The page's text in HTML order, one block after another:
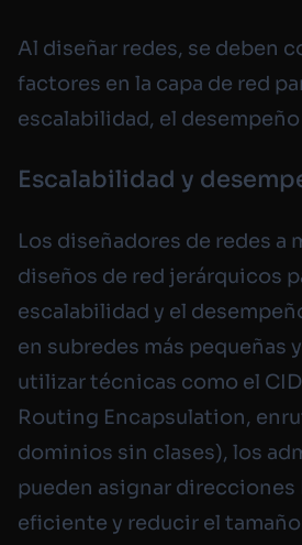
Al diseñar redes, se deben
factores en la capa de red
escalabilidad, el
Escalabilidad y
Los diseñadores de redes a
diseños de red jerárquicos
escalabilidad y el
en subredes más pequeñas
utilizar técnicas como el
Routing Encapsulation,
dominios sin clases), los
pueden asignar direcciones
eficiente y reducir el